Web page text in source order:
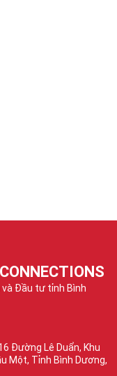
và Đầu tư tỉnh Bình
Đường Lê Duẩn, Khu
Một, Tỉnh Bình Dương,